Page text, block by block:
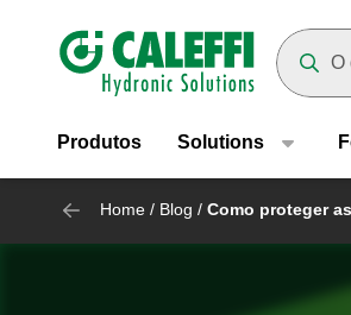
Header main
Produtos Solutions
Home / Blog / Como proteger